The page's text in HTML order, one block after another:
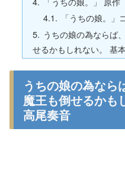
「うちの娘。」
うちの娘の為ならば
せるかもしれない。 基
うちの娘の為なら
魔王も倒せるかも
高尾奏音